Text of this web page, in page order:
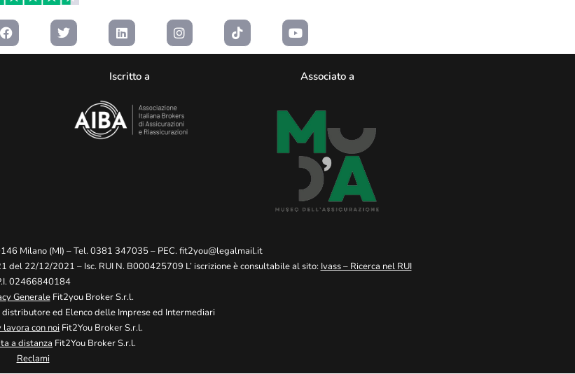
Iscritto a Associato a
Milano (MI) – Tel. 0381 347035 – PEC. fit2you@legalmail.it
22/12/2021 – Isc. RUI N. B000425709 L’ iscrizione è consultabile al sito: Ivass – Ricerca nel RUI
02466840184
GeneraleFit2you Broker S.r.l.
ed Elenco delle Imprese ed Intermediari
con noi Fit2You Broker S.r.l.
a distanza Fit2You Broker S.r.l.
Reclami